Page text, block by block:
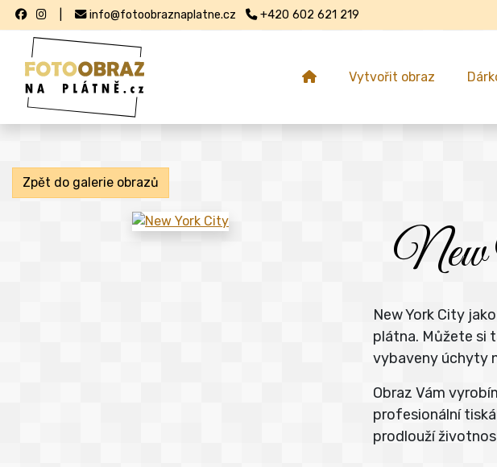
info@fotoobraznaplatne.cz +420 602 621 219
Vytvořit obraz
Zpět do galerie obrazů
New
New York City
plátna. Můžete si
vybaveny úchyty
Obraz Vám
profesionální
prodlouží